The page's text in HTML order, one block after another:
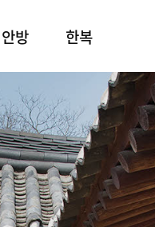
안방 한복